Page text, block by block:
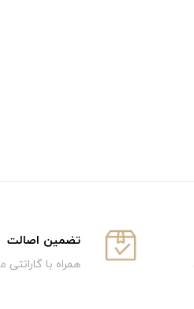
تضمین اصالت
همراه با گارانتی